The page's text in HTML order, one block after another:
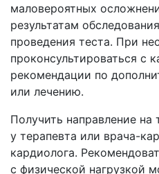
маловероятных
результатам
проведения теста. При
проконсультироваться с
рекомендации по
или лечению.
Получить направление
у терапевта или врача-
кардиолога.
с физической нагрузкой